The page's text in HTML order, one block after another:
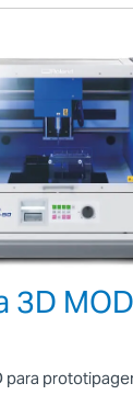
3D
para